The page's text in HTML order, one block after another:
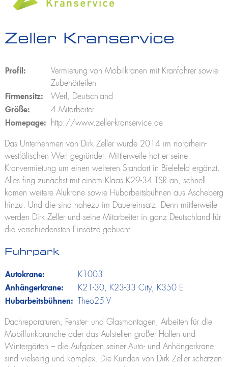
Praktikum
K350 E
HV 26/6 KA
Möbelaufzüge
Topworker
Shorty 25
Roadrunner
Bigmover
Hubarbeitsbühnen
Theo20 FW
Multistar
Zubehör
Kranführerschein Niederlassungen
Ausbildung
Zeller Kranservice
Profil:
Vermietung von Mobilkranen mit Kranfahrer sowie
Zubehörteilen
Firmensitz:
Werl, Deutschland
Größe:
4 Mitarbeiter
Homepage:
http://www.zeller-kranservice.de
Das Unternehmen von Dirk Zeller wurde 2014 im nordrhein-
westfälischen Werl gegründet. Mittlerweile hat er seine
Kranvermietung um einen weiteren Standort in Bielefeld ergänzt.
Alles fing zunächst mit einem Klaas K29-34 TSR an, schnell
kamen weitere Alukrane sowie Hubarbeitsbühnen aus Ascheberg
hinzu. Und die sind nahezu im Dauereinsatz: Denn mittlerweile
werden Dirk Zeller und seine Mitarbeiter in ganz Deutschland für
die verschiedensten Einsätze gebucht.
Fuhrpark
Autokrane:
K1003
Anhängerkrane:
K21-30, K23-33 City, K350 E
Hubarbeitsbühnen:
Theo25 V
Dachreparaturen, Fenster- und Glasmontagen, Arbeiten für die
Mobilfunkbranche oder das Aufstellen großer Hallen und
Wintergärten – die Aufgaben seiner Auto- und Anhängerkrane
sind vielseitig und komplex. Die Kunden von Dirk Zeller schätzen